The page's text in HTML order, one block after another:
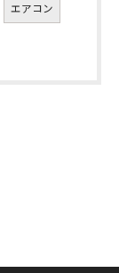
エアコン